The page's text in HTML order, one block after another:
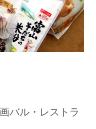
バル・レストラ